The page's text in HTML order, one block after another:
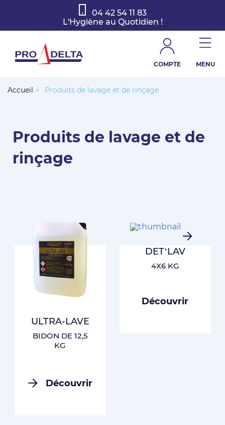
04 42 54 11 83
L'Hygiène au Quotidien !
COMPTE MENU
Accueil > Produits de lavage et de rinçage
Produits de lavage et de
rinçage
ULTRA-LAVE
BIDON DE 12,5
KG
Découvrir
DET’LAV
4X6 KG
Découvrir